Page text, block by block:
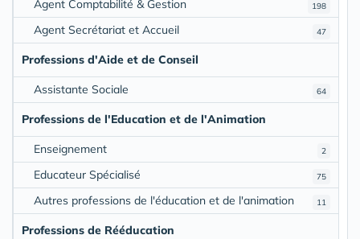
198
Agent Comptabilité & Gestion
47
Agent Secrétariat et Accueil
Professions d'Aide et de Conseil
64
Assistante Sociale
Professions de l'Education et de l'Animation
2
Enseignement
75
Educateur Spécialisé
11
Autres professions de l'éducation et de l'animation
Professions de Rééducation